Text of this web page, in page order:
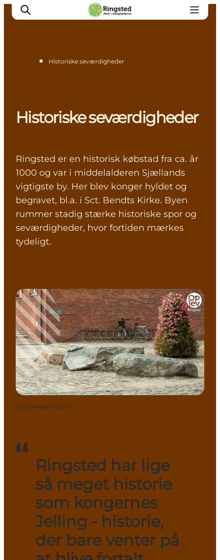
Ringsted Børnefestival
Ringsted Ældrefestival
■ Historiske seværdigheder
Historiske seværdigheder
Ringsted er en historisk købstad fra ca. år
1000 og var i middelalderen Sjællands
vigtigste by. Her blev konger hyldet og
begravet, bl.a. i Sct. Bendts Kirke. Byen
rummer stadig stærke historiske spor og
seværdigheder, hvor fortiden mærkes
tydeligt.
Foto: Heidi Taymyr
Ringsted har lige
så meget historie
som kongernes
Jelling - historie,
der bare venter på